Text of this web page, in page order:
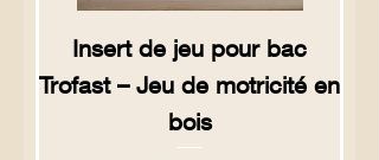
Insert de jeu pour bac
Trofast – Jeu de motricité en
bois